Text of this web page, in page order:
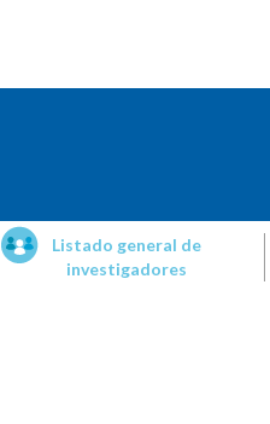
Listado general de
investigadores